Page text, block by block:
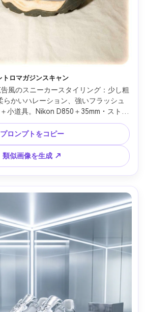
トロマガジンスキャン
風のスニーカースタイリング：少し粗
らかいハレーション、強いフラッシュ
小道具。Nikon D850＋35mm・ストレ
ルなフィルムグレインとヴィンテージ
色 --ar 4:5
プロンプトをコピー
類似画像を生成 ↗